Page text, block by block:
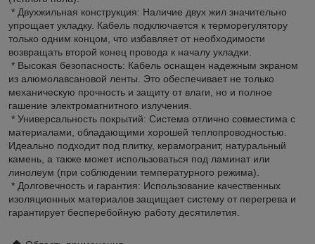
* Двухжильная конструкция: Наличие двух жил значительно
упрощает укладку. Кабель подключается к терморегулятору
только одним концом, что избавляет от необходимости
возвращать второй конец провода к началу укладки.
* Высокая безопасность: Кабель оснащен надежным экраном
из алюмолавсановой ленты. Это обеспечивает не только
механическую прочность и защиту от влаги, но и полное
гашение электромагнитного излучения.
* Универсальность покрытий: Система отлично совместима с
материалами, обладающими хорошей теплопроводностью.
Идеально подходит под плитку, керамогранит, натуральный
камень, а также может использоваться под ламинат или
линолеум (при соблюдении температурного режима).
* Долговечность и гарантия: Использование качественных
изоляционных материалов защищает систему от перегрева и
гарантирует бесперебойную работу десятилетия.